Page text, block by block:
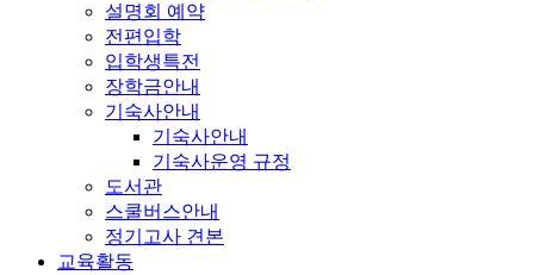
설명회 예약
전편입학
입학생특전
장학금안내
기숙사안내
기숙사안내
기숙사운영 규정
도서관
스쿨버스안내
정기고사 견본
교육활동